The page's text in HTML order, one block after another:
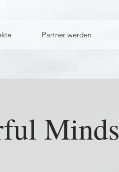
Partner werden
Minds